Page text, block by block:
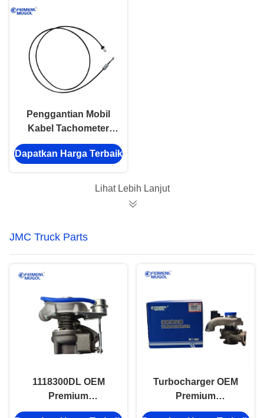
Penggantian Mobil
Kabel Tachometer
Khusus 8-94176220-0
ISUZU NHR NKR
Dapatkan Harga Terbaik
Lihat Lebih Lanjut
JMC Truck Parts
1118300DL OEM
Premium
Replacement
Turbocharger OEM
Premium
1118100XED95 Untuk